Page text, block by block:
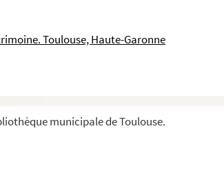
Toulouse, Haute-Garonne
municipale de Toulouse.
un dossier médical ».
et articles de journaux.